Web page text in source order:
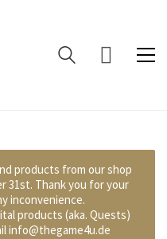
products from our shop
31st. Thank you for your
inconvenience.
products (aka. Quests)
info@thegame4u.de